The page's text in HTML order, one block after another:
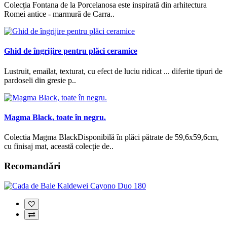
Colecția Fontana de la Porcelanosa este inspirată din arhitectura
Romei antice - marmură de Carra..
Ghid de îngrijire pentru plăci ceramice
Lustruit, emailat, texturat, cu efect de luciu ridicat ... diferite tipuri de
pardoseli din gresie p..
Magma Black, toate în negru.
Colectia Magma BlackDisponibilă în plăci pătrate de 59,6x59,6cm,
cu finisaj mat, această colecție de..
Recomandări